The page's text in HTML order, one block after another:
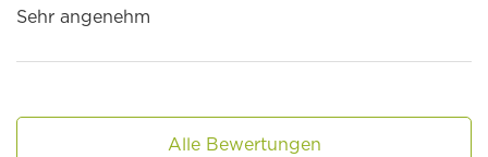
Sehr angenehm
Alle Bewertungen